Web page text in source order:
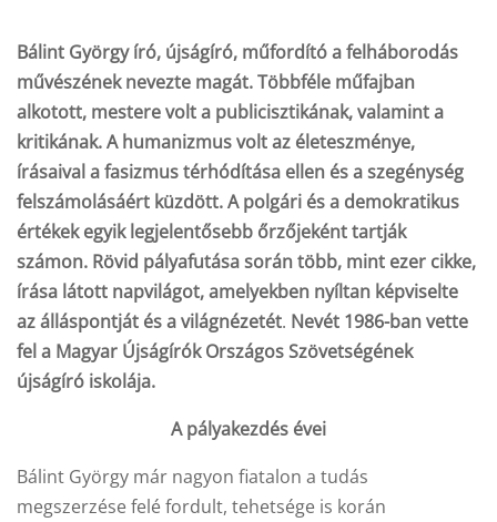
Bálint György író, újságíró, műfordító a felháborodás
művészének nevezte magát. Többféle műfajban
alkotott, mestere volt a publicisztikának, valamint a
kritikának. A humanizmus volt az életeszménye,
írásaival a fasizmus térhódítása ellen és a szegénység
felszámolásáért küzdött. A polgári és a demokratikus
értékek egyik legjelentősebb őrzőjeként tartják
számon. Rövid pályafutása során több, mint ezer cikke,
írása látott napvilágot, amelyekben nyíltan képviselte
az álláspontját és a világnézetét. Nevét 1986-ban vette
fel a Magyar Újságírók Országos Szövetségének
újságíró iskolája.
A pályakezdés évei
Bálint György már nagyon fiatalon a tudás
megszerzése felé fordult, tehetsége is korán